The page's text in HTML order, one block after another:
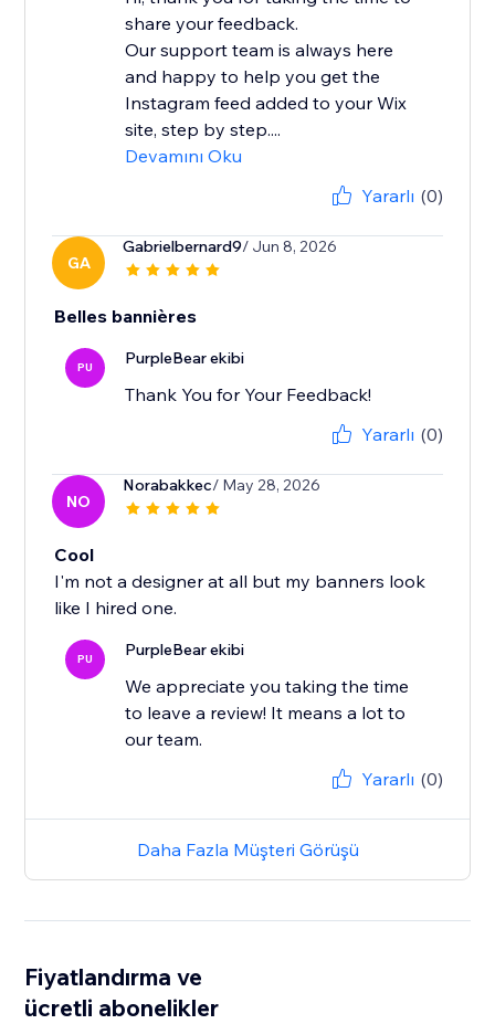
share your feedback.
Our support team is always here
and happy to help you get the
Instagram feed added to your Wix
site, step by step....
Devamını Oku
Yararlı (0)
GA
Gabrielbernard9/ Jun 8, 2026
Belles bannières
PU PurpleBear ekibi
Thank You for Your Feedback!
Yararlı (0)
NO
Norabakkec/ May 28, 2026
Cool
I'm not a designer at all but my banners look
like I hired one.
PU PurpleBear ekibi
We appreciate you taking the time
to leave a review! It means a lot to
our team.
Yararlı (0)
Daha Fazla Müşteri Görüşü
Fiyatlandırma ve
ücretli abonelikler